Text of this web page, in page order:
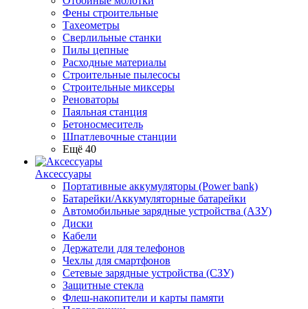
Фены строительные
Тахеометры
Сверлильные станки
Пилы цепные
Расходные материалы
Строительные пылесосы
Строительные миксеры
Реноваторы
Паяльная станция
Бетоносмеситель
Шпатлевочные станции
Ещё 40
Аксессуары
Портативные аккумуляторы (Power bank)
Батарейки/Аккумуляторные батарейки
Автомобильные зарядные устройства (АЗУ)
Диски
Кабели
Держатели для телефонов
Чехлы для смартфонов
Сетевые зарядные устройства (СЗУ)
Защитные стекла
Флеш-накопители и карты памяти